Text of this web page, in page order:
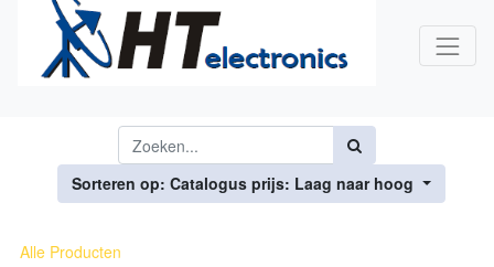
Sorteren op: Catalogus prijs: Laag naar hoog
Alle Producten